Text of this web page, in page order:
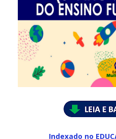
Indexado no